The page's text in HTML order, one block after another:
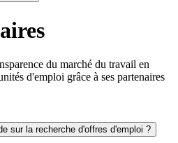
du marché du travail en
d'emploi grâce à ses partenaires
sur la recherche d'offres d'emploi ?